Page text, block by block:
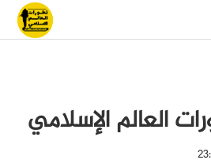
العالم الإسلامي